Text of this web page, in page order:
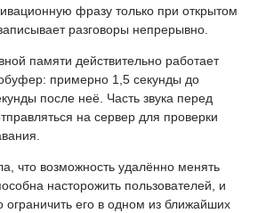
фразу только при открытом
разговоры непрерывно.
памяти действительно работает
примерно 1,5 секунды до
после неё. Часть звука перед
на сервер для проверки
что возможность удалённо менять
насторожить пользователей, и
ограничить его в одном из ближайших